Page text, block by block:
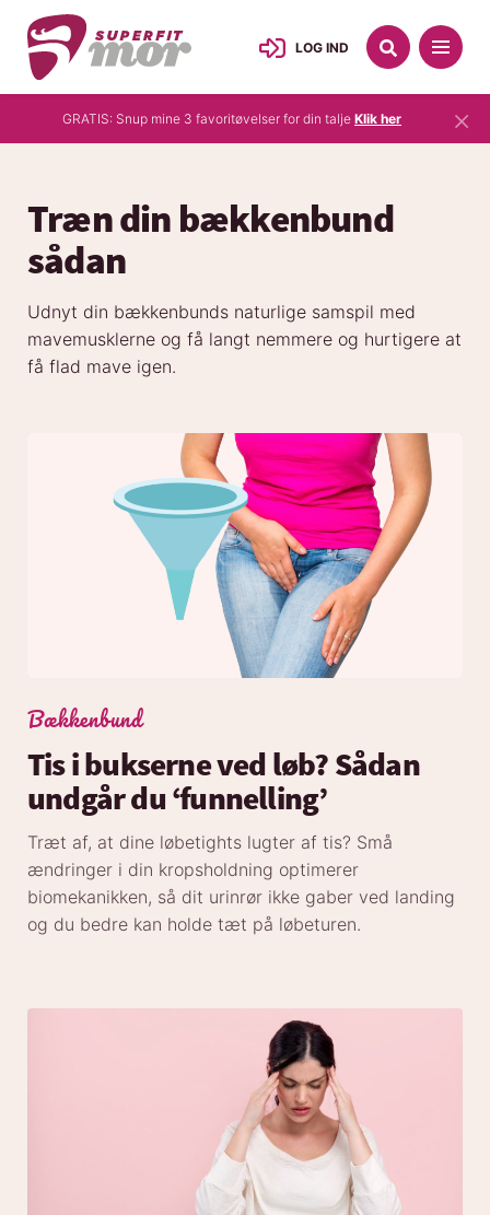
LOG IND
GRATIS: Snup mine 3 favoritøvelser for din talje Klik her ×
Træn din bækkenbund
sådan
Udnyt din bækkenbunds naturlige samspil med
mavemusklerne og få langt nemmere og hurtigere at
få flad mave igen.
Bækkenbund
Tis i bukserne ved løb? Sådan
undgår du ‘funnelling’
Træt af, at dine løbetights lugter af tis? Små
ændringer i din kropsholdning optimerer
biomekanikken, så dit urinrør ikke gaber ved landing
og du bedre kan holde tæt på løbeturen.